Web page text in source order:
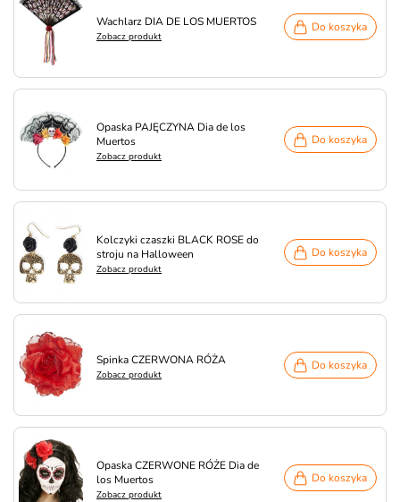
Wachlarz DIA DE LOS MUERTOS
Zobacz produkt
Do koszyka
Opaska PAJĘCZYNA Dia de los
Muertos
Zobacz produkt
Do koszyka
Kolczyki czaszki BLACK ROSE do
stroju na Halloween
Zobacz produkt
Do koszyka
Spinka CZERWONA RÓŻA
Zobacz produkt
Do koszyka
Opaska CZERWONE RÓŻE Dia de
los Muertos
Zobacz produkt
Do koszyka